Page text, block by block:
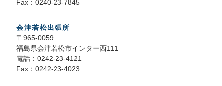
Fax：0240-23-7845
会津若松出張所
〒965-0059
福島県会津若松市インター西111
電話：0242-23-4121
Fax：0242-23-4023